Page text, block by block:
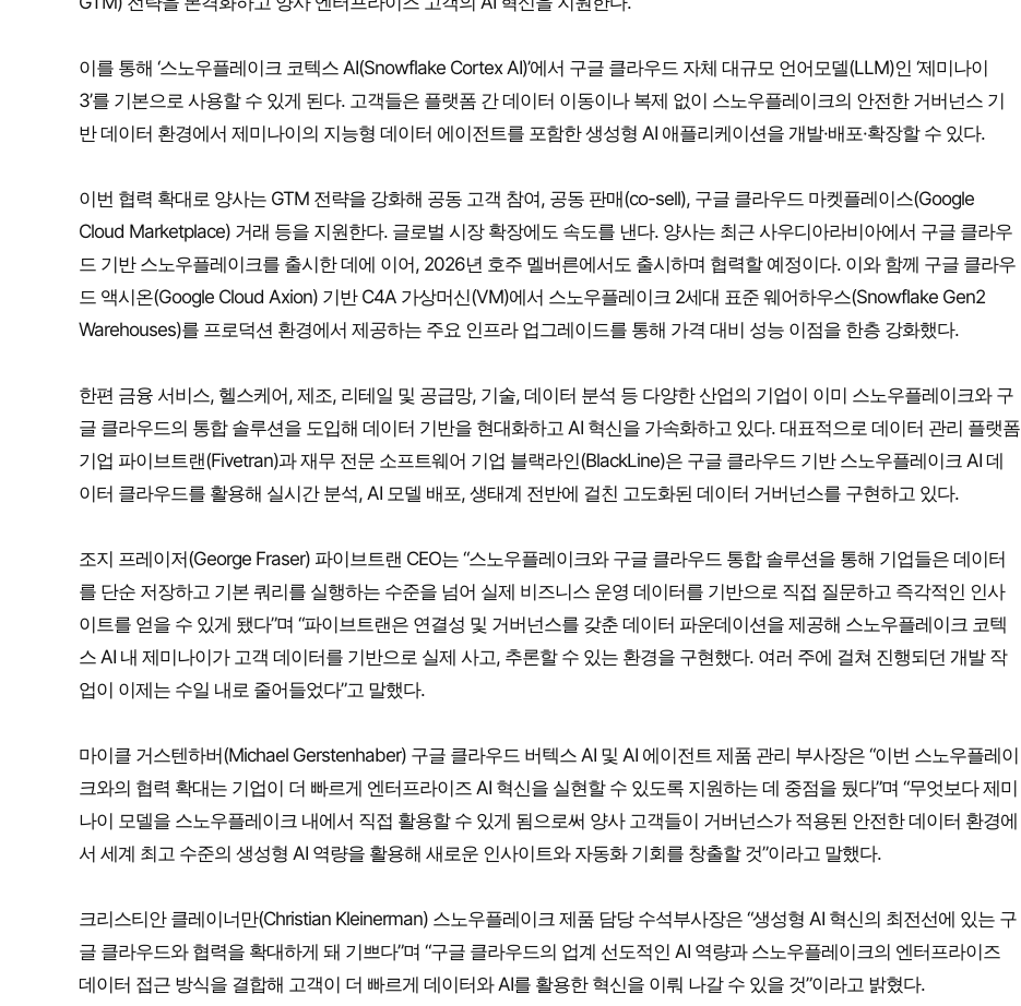
이를 통해 ‘스노우플레이크 코텍스 AI(Snowflake Cortex AI)’에서 구글 클라우드 자체 대규모 언어모델(LLM)인 ‘제미나이
3’를 기본으로 사용할 수 있게 된다. 고객들은 플랫폼 간 데이터 이동이나 복제 없이 스노우플레이크의 안전한 거버넌스 기
반 데이터 환경에서 제미나이의 지능형 데이터 에이전트를 포함한 생성형 AI 애플리케이션을 개발·배포·확장할 수 있다.
이번 협력 확대로 양사는 GTM 전략을 강화해 공동 고객 참여, 공동 판매(co-sell), 구글 클라우드 마켓플레이스(Google
Cloud Marketplace) 거래 등을 지원한다. 글로벌 시장 확장에도 속도를 낸다. 양사는 최근 사우디아라비아에서 구글 클라우
드 기반 스노우플레이크를 출시한 데에 이어, 2026년 호주 멜버른에서도 출시하며 협력할 예정이다. 이와 함께 구글 클라우
드 액시온(Google Cloud Axion) 기반 C4A 가상머신(VM)에서 스노우플레이크 2세대 표준 웨어하우스(Snowflake Gen2
Warehouses)를 프로덕션 환경에서 제공하는 주요 인프라 업그레이드를 통해 가격 대비 성능 이점을 한층 강화했다.
한편 금융 서비스, 헬스케어, 제조, 리테일 및 공급망, 기술, 데이터 분석 등 다양한 산업의 기업이 이미 스노우플레이크와 구
글 클라우드의 통합 솔루션을 도입해 데이터 기반을 현대화하고 AI 혁신을 가속화하고 있다. 대표적으로 데이터 관리 플랫폼
기업 파이브트랜(Fivetran)과 재무 전문 소프트웨어 기업 블랙라인(BlackLine)은 구글 클라우드 기반 스노우플레이크 AI 데
이터 클라우드를 활용해 실시간 분석, AI 모델 배포, 생태계 전반에 걸친 고도화된 데이터 거버넌스를 구현하고 있다.
조지 프레이저(George Fraser) 파이브트랜 CEO는 “스노우플레이크와 구글 클라우드 통합 솔루션을 통해 기업들은 데이터
를 단순 저장하고 기본 쿼리를 실행하는 수준을 넘어 실제 비즈니스 운영 데이터를 기반으로 직접 질문하고 즉각적인 인사
이트를 얻을 수 있게 됐다”며 “파이브트랜은 연결성 및 거버넌스를 갖춘 데이터 파운데이션을 제공해 스노우플레이크 코텍
스 AI 내 제미나이가 고객 데이터를 기반으로 실제 사고, 추론할 수 있는 환경을 구현했다. 여러 주에 걸쳐 진행되던 개발 작
업이 이제는 수일 내로 줄어들었다”고 말했다.
마이클 거스텐하버(Michael Gerstenhaber) 구글 클라우드 버텍스 AI 및 AI 에이전트 제품 관리 부사장은 “이번 스노우플레이
크와의 협력 확대는 기업이 더 빠르게 엔터프라이즈 AI 혁신을 실현할 수 있도록 지원하는 데 중점을 뒀다”며 “무엇보다 제미
나이 모델을 스노우플레이크 내에서 직접 활용할 수 있게 됨으로써 양사 고객들이 거버넌스가 적용된 안전한 데이터 환경에
서 세계 최고 수준의 생성형 AI 역량을 활용해 새로운 인사이트와 자동화 기회를 창출할 것”이라고 말했다.
크리스티안 클레이너만(Christian Kleinerman) 스노우플레이크 제품 담당 수석부사장은 “생성형 AI 혁신의 최전선에 있는 구
글 클라우드와 협력을 확대하게 돼 기쁘다”며 “구글 클라우드의 업계 선도적인 AI 역량과 스노우플레이크의 엔터프라이즈
데이터 접근 방식을 결합해 고객이 더 빠르게 데이터와 AI를 활용한 혁신을 이뤄 나갈 수 있을 것”이라고 밝혔다.